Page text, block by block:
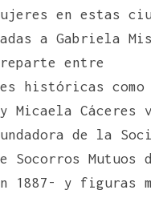
en estas
a Gabriela
entre
históricas
Micaela Cáceres
de la
Socorros Mutuos
1887- y figuras